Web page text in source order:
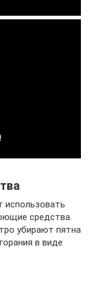
использовать
средства.
убирают пятна
в виде